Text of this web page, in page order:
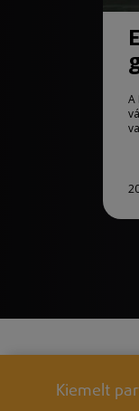
A
Kiemelt